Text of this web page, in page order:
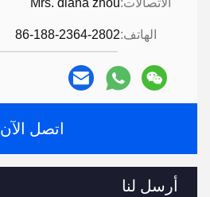
الاتصالات:Mrs. diana zhou
الهاتف:86-188-2364-2802
اتصل الآن
أرسل لنا